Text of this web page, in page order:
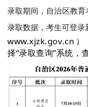
录取期间，自治区教
录取数据，考生可登
www.xjzk.gov.cn
择“录取查询”系统，